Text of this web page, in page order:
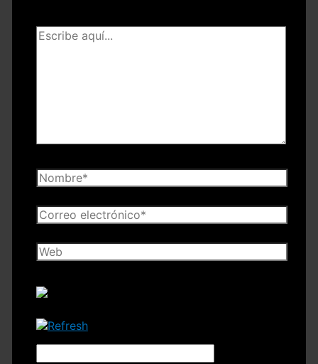
Escribe
Nombre*
Correo
electrónico*
Web